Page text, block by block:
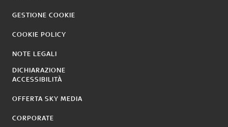
GESTIONE COOKIE
COOKIE POLICY
NOTE LEGALI
DICHIARAZIONE
ACCESSIBILITÀ
OFFERTA SKY MEDIA
CORPORATE